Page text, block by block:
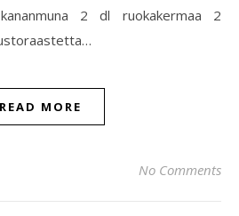
2 dl ruokakermaa 2
READ MORE
No Comments